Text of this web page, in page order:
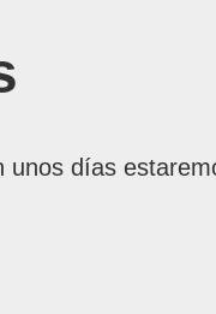
unos días